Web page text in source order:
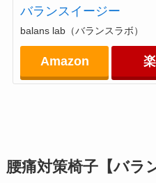
バランスイージー
balans lab（バランスラボ）
Amazon
腰痛対策椅子【バラ